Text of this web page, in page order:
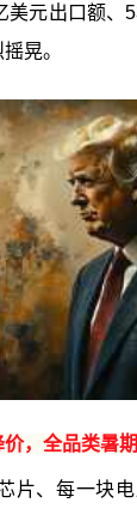
美元出口额、
晃。
，全品类暑
片、每一块